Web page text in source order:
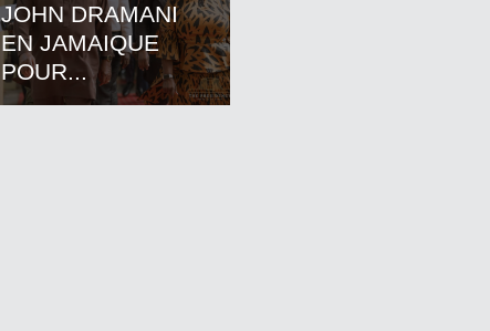
JOHN DRAMANI
EN JAMAIQUE
POUR...